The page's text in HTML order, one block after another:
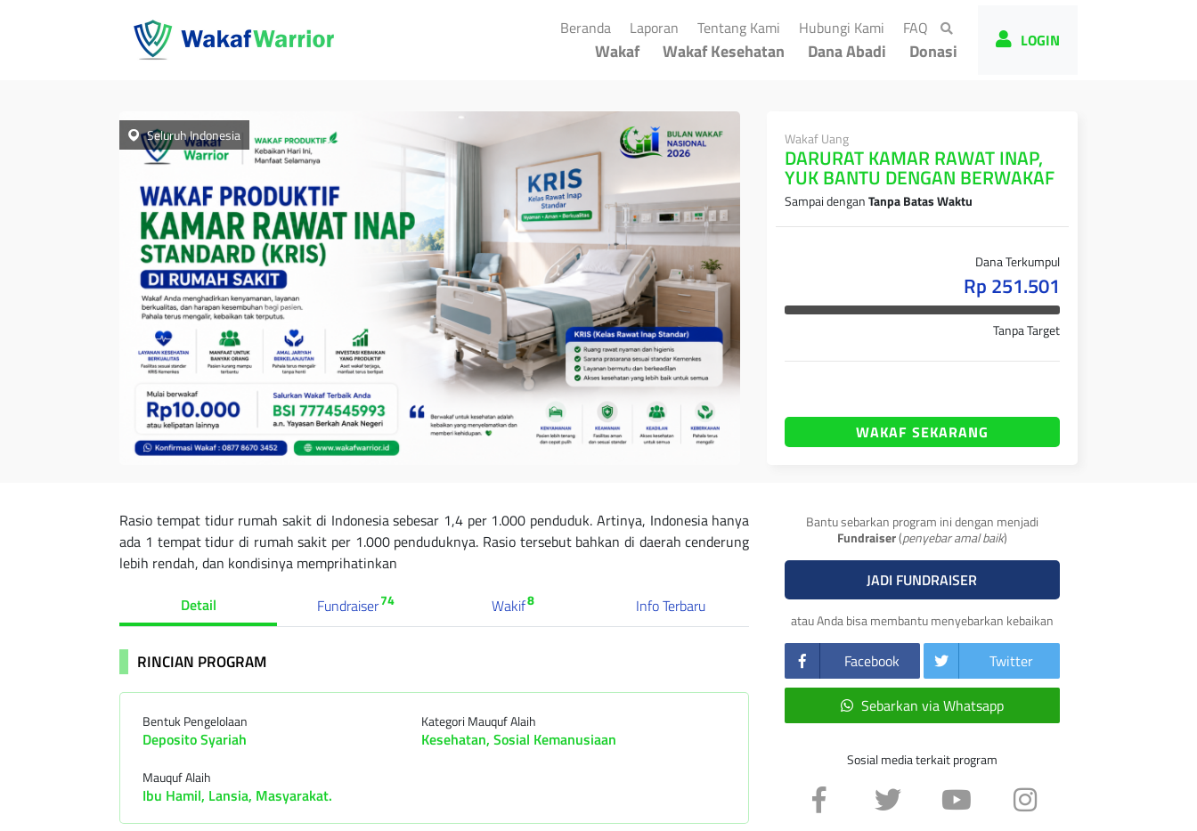
Beranda(current)
Laporan(current)
Tentang Kami(current)
Hubungi Kami(current)
FAQ(current)
Wakaf Wakaf Kesehatan Dana Abadi Donasi LOGIN
Seluruh Indonesia Wakaf Uang
DARURAT KAMAR RAWAT INAP,
YUK BANTU DENGAN BERWAKAF
Sampai denganTanpa Batas Waktu
Dana Terkumpul
Rp 251.501
Tanpa Target
WAKAF SEKARANG
Rasio tempat tidur rumah sakit di Indonesia sebesar 1,4 per 1.000 penduduk. Artinya, Indonesia hanya
ada 1 tempat tidur di rumah sakit per 1.000 penduduknya. Rasio tersebut bahkan di daerah cenderung
lebih rendah, dan kondisinya memprihatinkan
Detail
Fundraiser74 Wakif8 Info Terbaru
RINCIAN PROGRAM
Bentuk Pengelolaan
Deposito Syariah
Kategori Mauquf Alaih
Kesehatan, Sosial Kemanusiaan
Mauquf Alaih
Ibu Hamil, Lansia, Masyarakat.
Bantu sebarkan program ini dengan menjadi
Fundraiser(penyebar amal baik)
JADI FUNDRAISER
atau Anda bisa membantu menyebarkan kebaikan
Facebook Twitter
Sebarkan via Whatsapp
Sosial media terkait program